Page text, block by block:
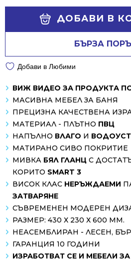
ДОБАВИ В
БЪРЗА
Добави в Любими
ВИЖ ВИДЕО ЗА ПРОДУКТА
МАСИВНА МЕБЕЛ ЗА БАНЯ
ПРЕЦИЗНА КАЧЕСТВЕНА
МАТЕРИАЛ - ПЛЪТНО ПВЦ
НАПЪЛНО ВЛАГО И
МАТИРАНО СИВО ПОКРИТИЕ
МИВКА БЯЛ ГЛАНЦ С
КОРИТО SMART 3
ВИСОК КЛАС НЕРЪЖДАЕМИ
ЗАТВАРЯНЕ
СЪВРЕМЕНЕН МОДЕРЕН
РАЗМЕР: 430 Х 230 Х 600 ММ.
НЕАСЕМБЛИРАН - ЛЕСЕН,
ГАРАНЦИЯ 10 ГОДИНИ
ИЗРАБОТВАТ СЕ И МЕБЕЛИ